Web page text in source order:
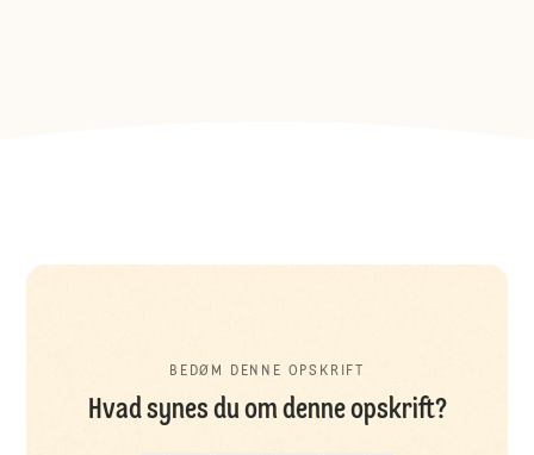
BEDØM DENNE OPSKRIFT
Hvad synes du om denne opskrift?